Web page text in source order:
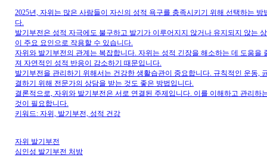
2025년, 자위는 많은 사람들이 자신의 성적 욕구를 충족시키기 위해 선택하는
다.
발기부전은 성적 자극에도 불구하고 발기가 이루어지지 않거나 유지되지 않는
이 주요 요인으로 작용할 수 있습니다.
자위와 발기부전의 관계는 복잡합니다. 자위는 성적 긴장을 해소하는 데 도움
져 자연적인 성적 반응이 감소하기 때문입니다.
발기부전을 관리하기 위해서는 건강한 생활습관이 중요합니다. 규칙적인 운동,
결하기 위해 전문가의 상담을 받는 것도 좋은 방법입니다.
결론적으로, 자위와 발기부전은 서로 연결된 주제입니다. 이를 이해하고 관리
것이 필요합니다.
키워드: 자위, 발기부전, 성적 건강
자위 발기부전
심인성 발기부전 처방